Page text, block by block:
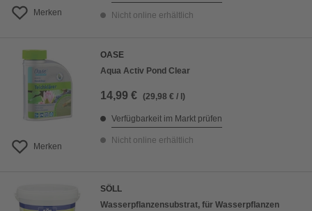
Merken Nicht online erhältlich
Merken
OASE
Aqua Activ Pond Clear
14,99 € (29,98 € / l)
Verfügbarkeit im Markt prüfen
Nicht online erhältlich
SÖLL
Wasserpflanzensubstrat, für Wasserpflanzen